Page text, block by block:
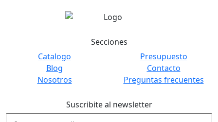
Secciones
Catalogo
Blog
Nosotros
Presupuesto
Contacto
Preguntas frecuentes
Suscribite al newsletter